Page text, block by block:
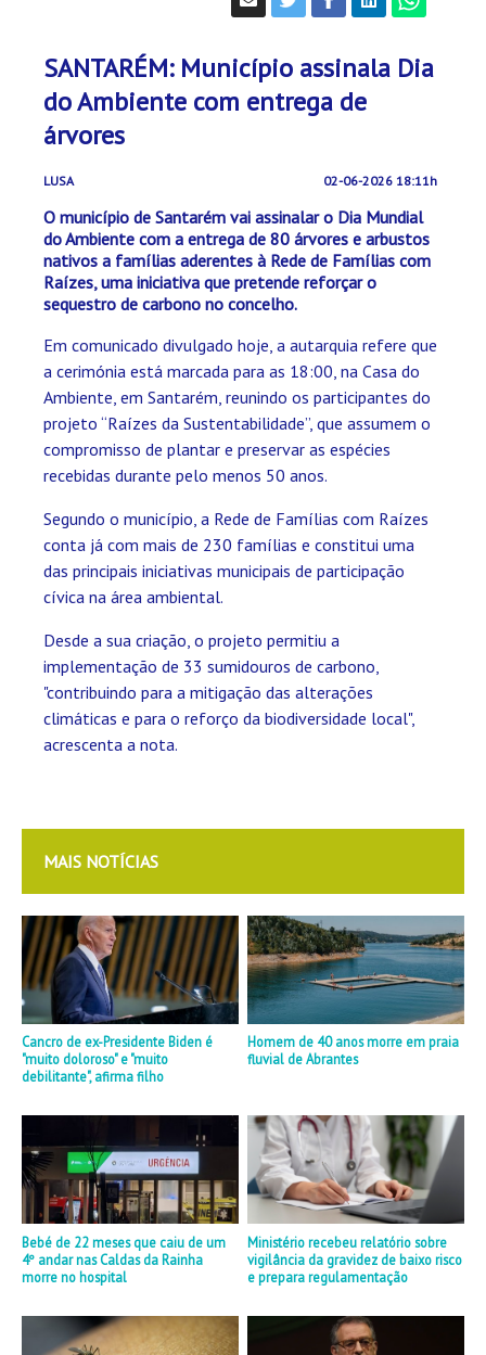
SANTARÉM: Município assinala Dia
do Ambiente com entrega de
árvores
LUSA 02-06-2026 18:11h
O município de Santarém vai assinalar o Dia Mundial
do Ambiente com a entrega de 80 árvores e arbustos
nativos a famílias aderentes à Rede de Famílias com
Raízes, uma iniciativa que pretende reforçar o
sequestro de carbono no concelho.
Em comunicado divulgado hoje, a autarquia refere que
a cerimónia está marcada para as 18:00, na Casa do
Ambiente, em Santarém, reunindo os participantes do
projeto “Raízes da Sustentabilidade”, que assumem o
compromisso de plantar e preservar as espécies
recebidas durante pelo menos 50 anos.
Segundo o município, a Rede de Famílias com Raízes
conta já com mais de 230 famílias e constitui uma
das principais iniciativas municipais de participação
cívica na área ambiental.
Desde a sua criação, o projeto permitiu a
implementação de 33 sumidouros de carbono,
"contribuindo para a mitigação das alterações
climáticas e para o reforço da biodiversidade local",
acrescenta a nota.
MAIS NOTÍCIAS
Cancro de ex-Presidente Biden é
"muito doloroso" e "muito
debilitante", afirma filho
Homem de 40 anos morre em praia
fluvial de Abrantes
Bebé de 22 meses que caiu de um
4º andar nas Caldas da Rainha
morre no hospital
Ministério recebeu relatório sobre
vigilância da gravidez de baixo risco
e prepara regulamentação